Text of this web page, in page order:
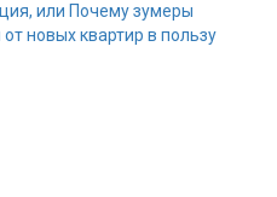
или Почему зумеры
новых квартир в пользу